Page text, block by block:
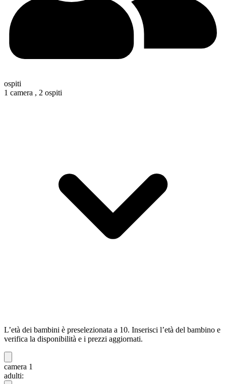
ospiti
1 camera , 2 ospiti
L’età dei bambini è preselezionata a 10. Inserisci l’età del bambino e
verifica la disponibilità e i prezzi aggiornati.
camera 1
adulti: